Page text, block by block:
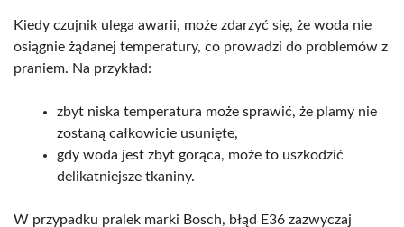
Kiedy czujnik ulega awarii, może zdarzyć się, że woda nie
osiągnie żądanej temperatury, co prowadzi do problemów z
praniem. Na przykład:
zbyt niska temperatura może sprawić, że plamy nie
zostaną całkowicie usunięte,
gdy woda jest zbyt gorąca, może to uszkodzić
delikatniejsze tkaniny.
W przypadku pralek marki Bosch, błąd E36 zazwyczaj